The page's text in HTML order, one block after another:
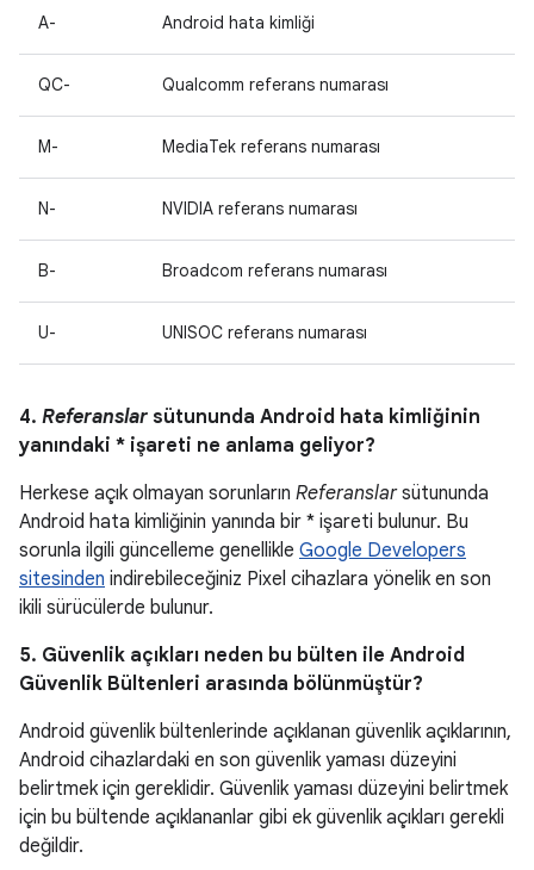
A- Android hata kimliği
QC- Qualcomm referans numarası
M- MediaTek referans numarası
N- NVIDIA referans numarası
B- Broadcom referans numarası
U- UNISOC referans numarası
4. Referanslar sütununda Android hata kimliğinin
yanındaki * işareti ne anlama geliyor?
Herkese açık olmayan sorunların Referanslarsütununda
Android hata kimliğinin yanında bir * işareti bulunur. Bu
sorunla ilgili güncelleme genellikle Google Developers
sitesinden indirebileceğiniz Pixel cihazlara yönelik en son
ikili sürücülerde bulunur.
5. Güvenlik açıkları neden bu bülten ile Android
Güvenlik Bültenleri arasında bölünmüştür?
Android güvenlik bültenlerinde açıklanan güvenlik açıklarının,
Android cihazlardaki en son güvenlik yaması düzeyini
belirtmek için gereklidir. Güvenlik yaması düzeyini belirtmek
için bu bültende açıklananlar gibi ek güvenlik açıkları gerekli
değildir.